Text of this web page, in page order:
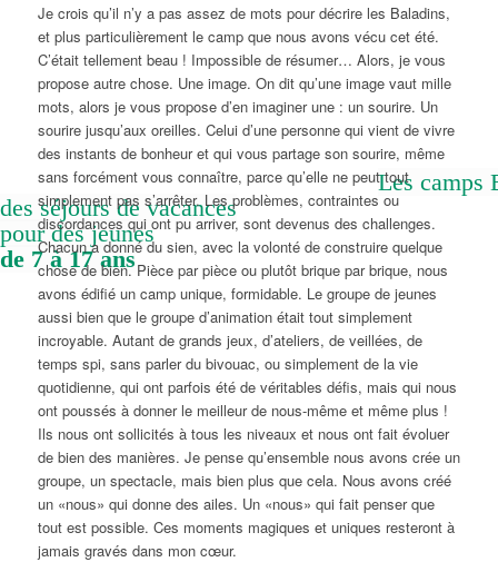
Les camps
des séjours de vacances
pour des jeunes
de 7 à 17 ans
Je crois qu’il n’y a pas assez de mots pour décrire les Baladins,
et plus particulièrement le camp que nous avons vécu cet été.
C’était tellement beau ! Impossible de résumer… Alors, je vous
propose autre chose. Une image. On dit qu’une image vaut mille
mots, alors je vous propose d’en imaginer une : un sourire. Un
sourire jusqu’aux oreilles. Celui d’une personne qui vient de vivre
des instants de bonheur et qui vous partage son sourire, même
sans forcément vous connaître, parce qu’elle ne peut tout
simplement pas s’arrêter. Les problèmes, contraintes ou
discordances qui ont pu arriver, sont devenus des challenges.
Chacun a donné du sien, avec la volonté de construire quelque
chose de bien. Pièce par pièce ou plutôt brique par brique, nous
avons édifié un camp unique, formidable. Le groupe de jeunes
aussi bien que le groupe d’animation était tout simplement
incroyable. Autant de grands jeux, d’ateliers, de veillées, de
temps spi, sans parler du bivouac, ou simplement de la vie
quotidienne, qui ont parfois été de véritables défis, mais qui nous
ont poussés à donner le meilleur de nous-même et même plus !
Ils nous ont sollicités à tous les niveaux et nous ont fait évoluer
de bien des manières. Je pense qu’ensemble nous avons crée un
groupe, un spectacle, mais bien plus que cela. Nous avons créé
un «nous» qui donne des ailes. Un «nous» qui fait penser que
tout est possible. Ces moments magiques et uniques resteront à
jamais gravés dans mon cœur.